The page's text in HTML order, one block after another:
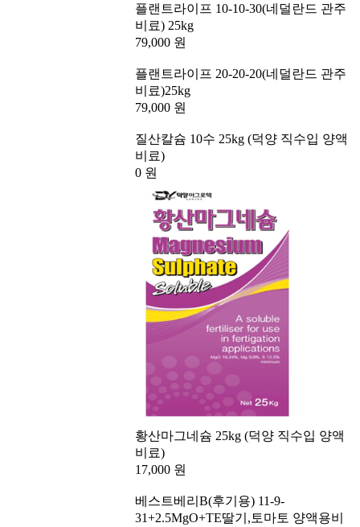
플랜트라이프 10-10-30(네덜란드 관주
비료) 25kg
79,000 원
플랜트라이프 20-20-20(네덜란드 관주
비료)25kg
79,000 원
질산칼슘 10수 25kg (덕양 직수입 양액
비료)
0 원
황산마그네슘 25kg (덕양 직수입 양액
비료)
17,000 원
베스트베리B(후기용) 11-9-
31+2.5MgO+TE딸기,토마토 양액용비